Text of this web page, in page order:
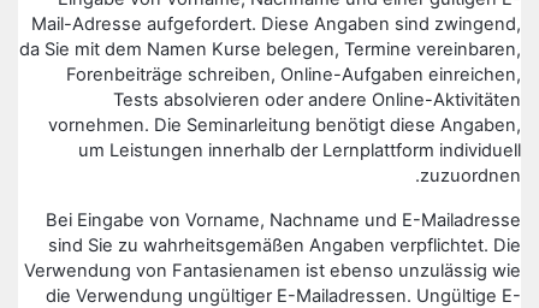
Mail-Adresse aufgefordert. Diese Angaben sind zwingend,
da Sie mit dem Namen Kurse belegen, Termine vereinbaren,
Forenbeiträge schreiben, Online-Aufgaben einreichen,
Tests absolvieren oder andere Online-Aktivitäten
vornehmen. Die Seminarleitung benötigt diese Angaben,
um Leistungen innerhalb der Lernplattform individuell
zuzuordnen.
Bei Eingabe von Vorname, Nachname und E-Mailadresse
sind Sie zu wahrheitsgemäßen Angaben verpflichtet. Die
Verwendung von Fantasienamen ist ebenso unzulässig wie
die Verwendung ungültiger E-Mailadressen. Ungültige E-